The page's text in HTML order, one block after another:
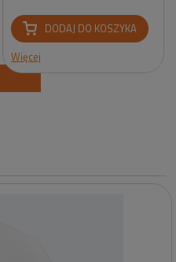
DODAJ DO KOSZYKA
Więcej